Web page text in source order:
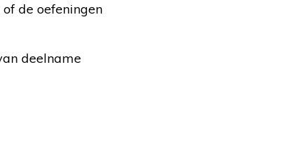
de oefeningen
deelname